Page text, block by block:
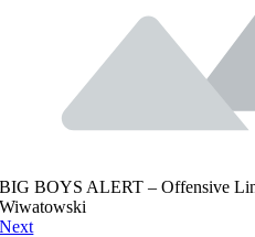
BIG BOYS ALERT – Offensive
Wiwatowski
Next